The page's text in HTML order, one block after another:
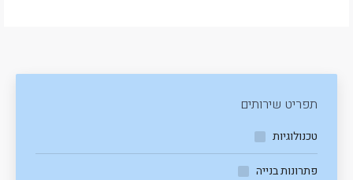
תפריט שירותים
טכנולוגיות
פתרונות בנייה